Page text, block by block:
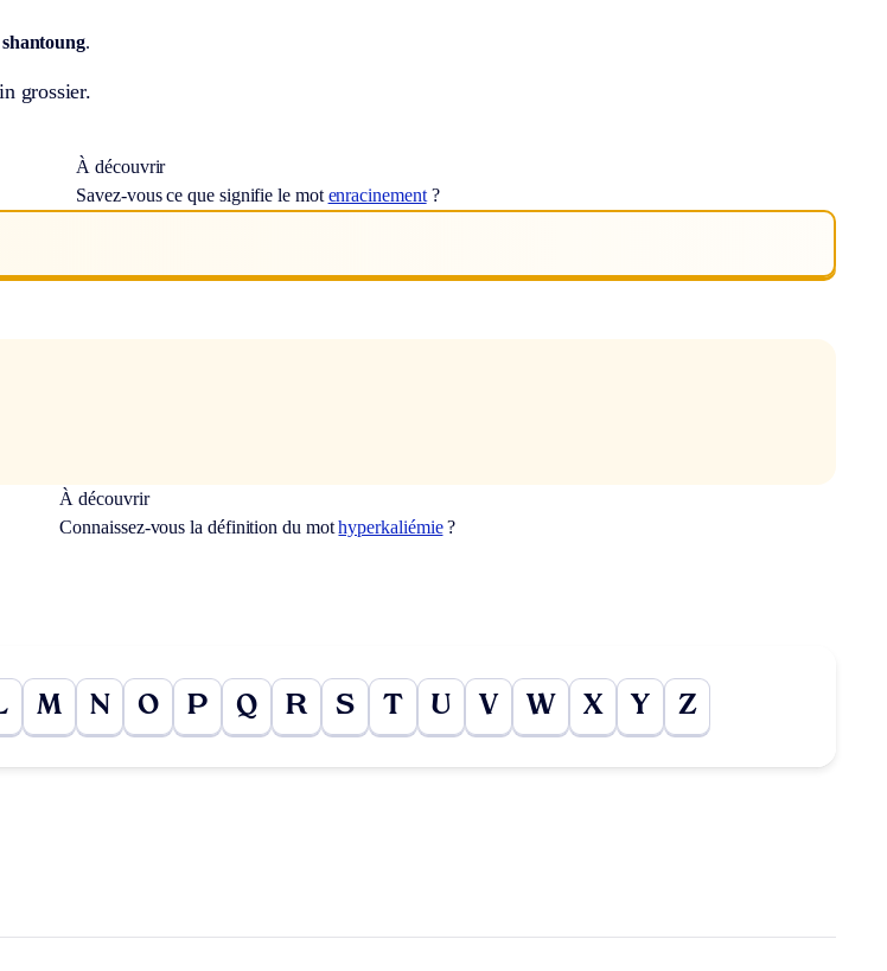
shantoung.
grossier.
À découvrir
Savez-vous ce que signifie le mot enracinement?
À découvrir
Connaissez-vous la définition du mothyperkaliémie?
M N O P Q R S T U V W X Y Z